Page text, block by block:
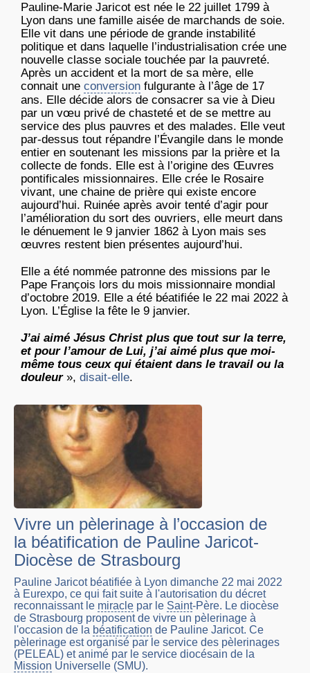
Pauline-Marie Jaricot est née le 22 juillet 1799 à
Lyon dans une famille aisée de marchands de soie.
Elle vit dans une période de grande instabilité
politique et dans laquelle l’industrialisation crée une
nouvelle classe sociale touchée par la pauvreté.
Après un accident et la mort de sa mère, elle
connait une conversion fulgurante à l’âge de 17
ans. Elle décide alors de consacrer sa vie à Dieu
par un vœu privé de chasteté et de se mettre au
service des plus pauvres et des malades. Elle veut
par-dessus tout répandre l’Évangile dans le monde
entier en soutenant les missions par la prière et la
collecte de fonds. Elle est à l’origine des Œuvres
pontificales missionnaires. Elle crée le Rosaire
vivant, une chaine de prière qui existe encore
aujourd’hui. Ruinée après avoir tenté d’agir pour
l’amélioration du sort des ouvriers, elle meurt dans
le dénuement le 9 janvier 1862 à Lyon mais ses
œuvres restent bien présentes aujourd’hui.
Elle a été nommée patronne des missions par le
Pape François lors du mois missionnaire mondial
d’octobre 2019. Elle a été béatifiée le 22 mai 2022 à
Lyon. L’Église la fête le 9 janvier.
J’ai aimé Jésus Christ plus que tout sur la terre,
et pour l’amour de Lui, j’ai aimé plus que moi-
même tous ceux qui étaient dans le travail ou la
douleur », disait-elle.
Vivre un pèlerinage à l’occasion de
la béatification de Pauline Jaricot-
Diocèse de Strasbourg
Pauline Jaricot béatifiée à Lyon dimanche 22 mai 2022
à Eurexpo, ce qui fait suite à l'autorisation du décret
reconnaissant le miracle par le Saint-Père. Le diocèse
de Strasbourg proposent de vivre un pèlerinage à
l'occasion de la béatification de Pauline Jaricot. Ce
pèlerinage est organisé par le service des pèlerinages
(PELEAL) et animé par le service diocésain de la
Mission Universelle (SMU).